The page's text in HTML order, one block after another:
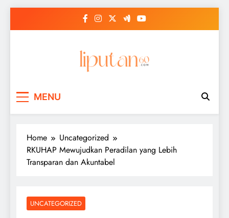
MENU
Home
Uncategorized
RKUHAP Mewujudkan Peradilan yang Lebih
Transparan dan Akuntabel
UNCATEGORIZED